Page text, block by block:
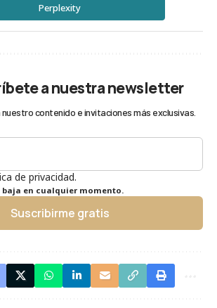
Perplexity
a nuestra newsletter
contenido e invitaciones más exclusivas.
de privacidad.
baja en cualquier momento.
Suscribirme gratis